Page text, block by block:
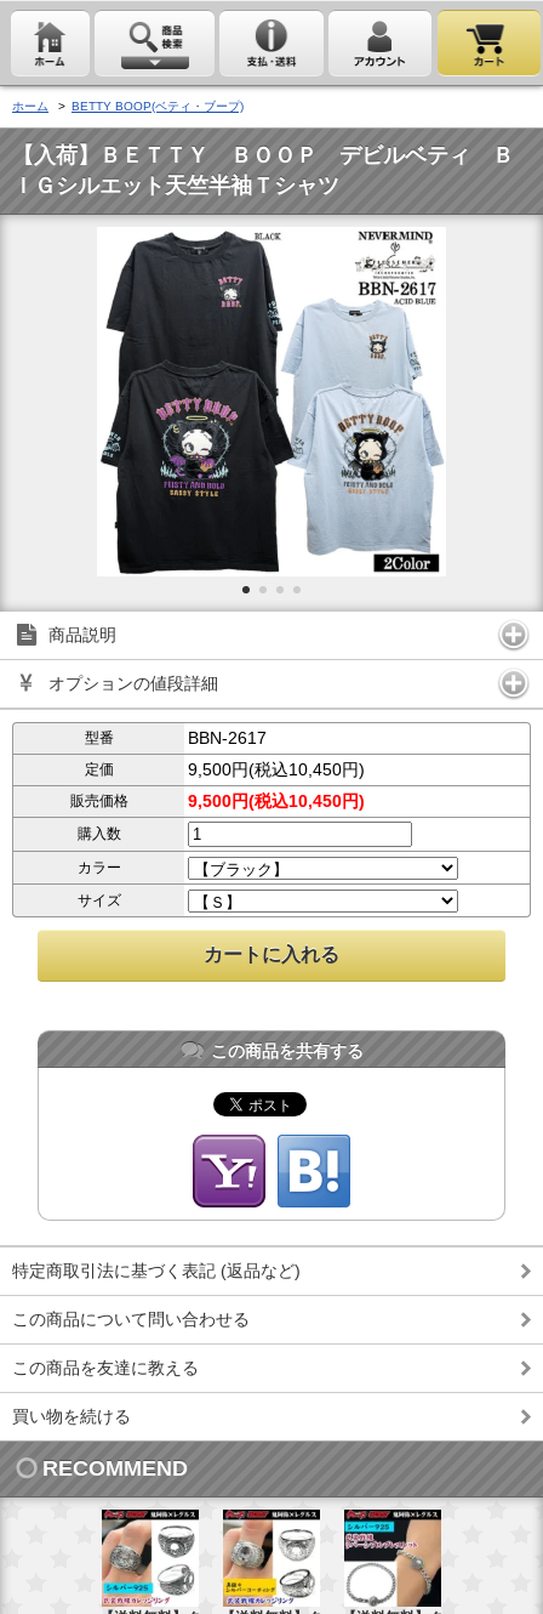
ホーム > BETTY BOOP(ベティ・ブープ)
【入荷】ＢＥＴＴＹ ＢＯＯＰ デビルベティ Ｂ
ＩＧシルエット天竺半袖Ｔシャツ
商品説明
オプションの値段詳細
型番 BBN-2617
定価 9,500円(税込10,450円)
販売価格 9,500円(税込10,450円)
購入数
カラー
サイズ
この商品を共有する
特定商取引法に基づく表記 (返品など)
この商品について問い合わせる
この商品を友達に教える
買い物を続ける
RECOMMEND